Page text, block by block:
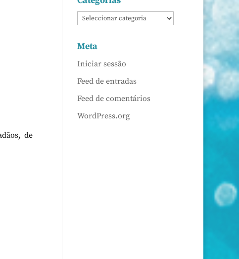
de
Meta
Iniciar sessão
Feed de entradas
Feed de comentários
WordPress.org